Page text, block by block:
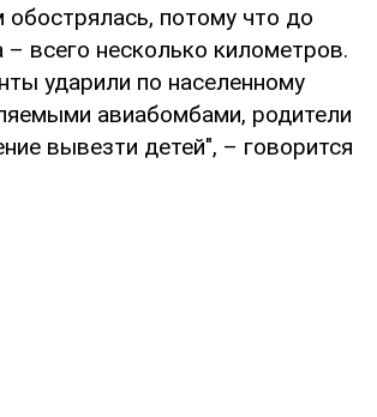
потому что до
всего несколько километров.
ударили по населенному
авиабомбами, родители
вывезти детей", – говорится